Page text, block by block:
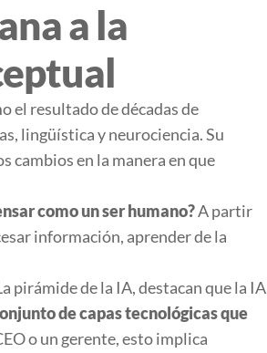
a la
el resultado de décadas de
lingüística y neurociencia. Su
cambios en la manera en que
como un ser humano?A partir
información, aprender de la
pirámide de la IA, destacan que la IA
de capas tecnológicas que
o un gerente, esto implica